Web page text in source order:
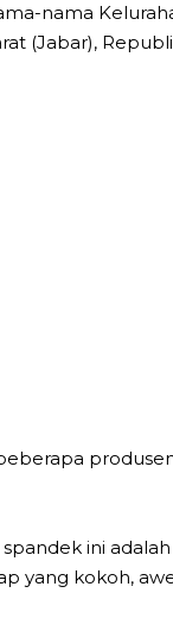
nama
(Jabar),
ini adalah
yang kokoh,